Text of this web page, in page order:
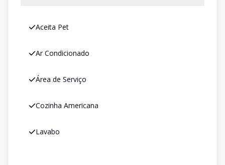
Aceita Pet
Ar Condicionado
Área de Serviço
Cozinha Americana
Lavabo